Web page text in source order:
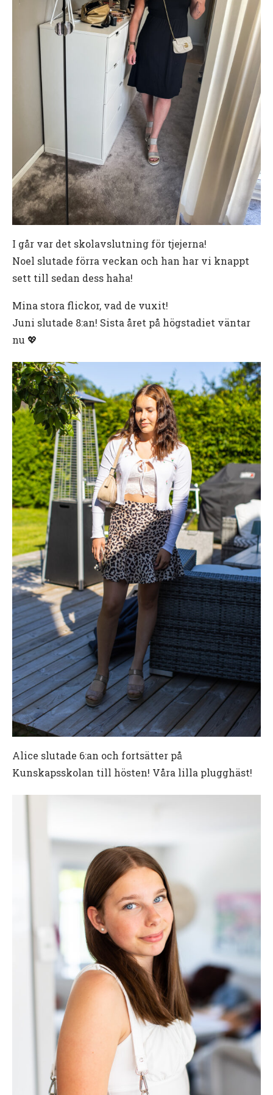
I går var det skolavslutning för tjejerna!
Noel slutade förra veckan och han har vi knappt
sett till sedan dess haha!
Mina stora flickor, vad de vuxit!
Juni slutade 8:an! Sista året på högstadiet väntar
nu 💖
Alice slutade 6:an och fortsätter på
Kunskapsskolan till hösten! Våra lilla plugghäst!